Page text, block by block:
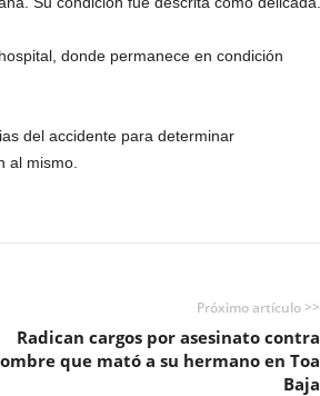
donde permanece en condición
del accidente para determinar
al mismo.
Próximo artículo >>
Radican cargos por asesinato contra
que mató a su hermano en Toa
Baja